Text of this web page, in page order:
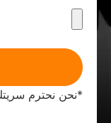
*نحن نحترم